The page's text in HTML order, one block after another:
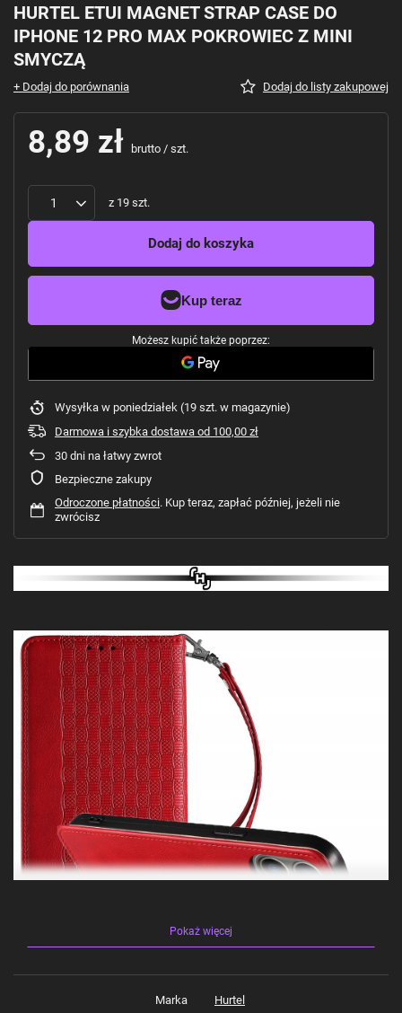
HURTEL ETUI MAGNET STRAP CASE DO
IPHONE 12 PRO MAX POKROWIEC Z MINI
SMYCZĄ
+ Dodaj do porównania Dodaj do listy zakupowej
8,89 zł brutto / szt.
z 19 szt.
Dodaj do koszyka
Możesz kupić także poprzez:
Wysyłka w poniedziałek (19 szt. w magazynie)
Darmowa i szybka dostawa od 100,00 zł
30 dni na łatwy zwrot
Bezpieczne zakupy
Odroczone płatności. Kup teraz, zapłać później, jeżeli nie
zwrócisz
Pokaż więcej
Marka Hurtel